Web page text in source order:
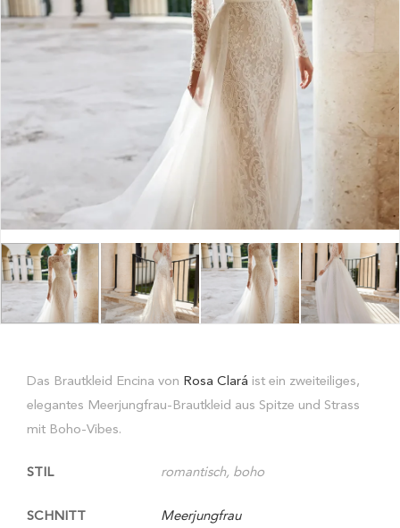
Das Brautkleid Encina von Rosa Clará ist ein zweiteiliges,
elegantes Meerjungfrau-Brautkleid aus Spitze und Strass
mit Boho-Vibes.
STIL romantisch, boho
SCHNITT Meerjungfrau